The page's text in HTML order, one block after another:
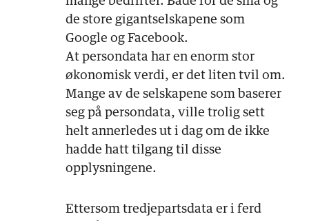
de store gigantselskapene som
Google og Facebook.
At persondata har en enorm stor
økonomisk verdi, er det liten tvil om.
Mange av de selskapene som baserer
seg på persondata, ville trolig sett
helt annerledes ut i dag om de ikke
hadde hatt tilgang til disse
opplysningene.
Ettersom tredjepartsdata er i ferd